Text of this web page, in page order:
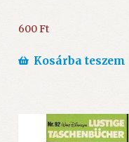
600Ft
Kosárba teszem